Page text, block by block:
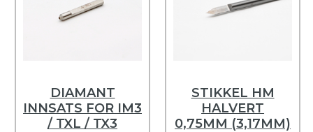
DIAMANT
INNSATS FOR IM3
/ TXL / TX3
STIKKEL HM
HALVERT
0,75MM (3,17MM)